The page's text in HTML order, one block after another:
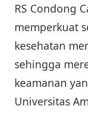
RS Condong
memperkuat
kesehatan
sehingga
keamanan
Universitas